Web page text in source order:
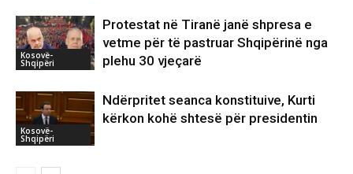
Kosovë-
Shqipëri
Protestat në Tiranë janë shpresa e
vetme për të pastruar Shqipërinë nga
plehu 30 vjeçarë
Kosovë-
Shqipëri
Ndërpritet seanca konstituive, Kurti
kërkon kohë shtesë për presidentin